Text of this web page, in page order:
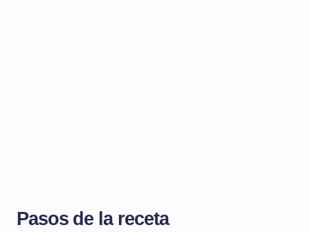
Pasos de la receta